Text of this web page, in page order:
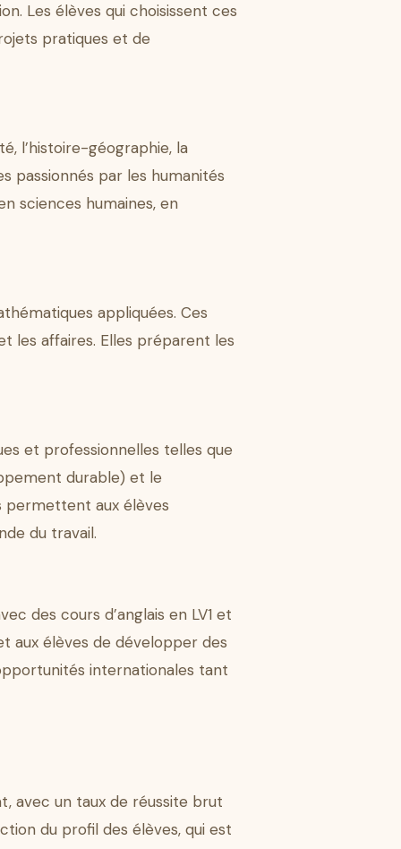
Les élèves qui choisissent ces
pratiques et de
l’histoire-géographie, la
passionnés par les humanités
sciences humaines, en
appliquées. Ces
les affaires. Elles préparent les
et professionnelles telles que
durable) et le
permettent aux élèves
du travail.
des cours d’anglais en LV1 et
aux élèves de développer des
internationales tant
avec un taux de réussite brut
du profil des élèves, qui est